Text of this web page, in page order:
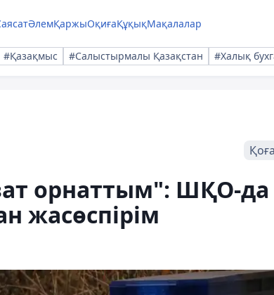
ӘлемҚаржыОқиғаҚұқықМақалалар
#Қазақмыс #Салыстырмалы Қазақстан #Халық
орнаттым": ШҚО-да
жасөспірім